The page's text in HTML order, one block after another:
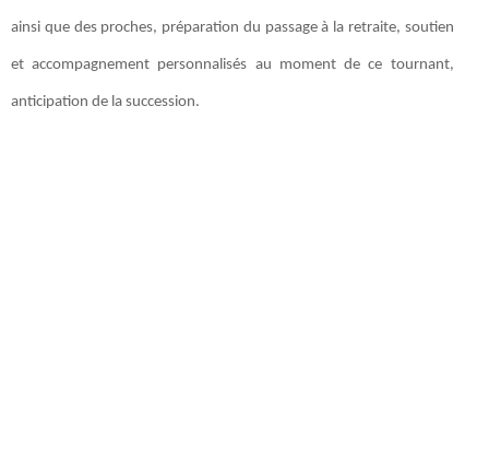
ainsi que des proches, préparation du passage à la retraite, soutien
et accompagnement personnalisés au moment de ce tournant,
anticipation de la succession.